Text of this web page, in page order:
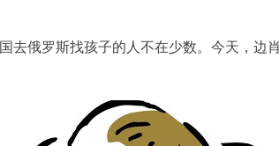
去俄罗斯找孩子的人不在少数。今天，边